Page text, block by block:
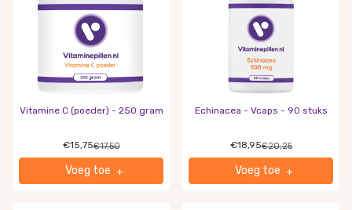
Vitamine C (poeder) - 250 gram
€17,50
€15,75
+
Voeg toe
Echinacea - Vcaps - 90 stuks
€20,25
€18,95
+
Voeg toe